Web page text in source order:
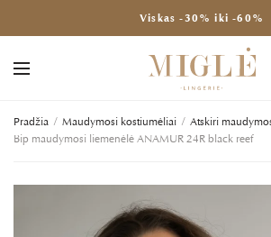
Viskas -30% iki -60%
Pradžia / Maudymosi kostiumėliai / Atskiri
Bip maudymosi liemenėlė ANAMUR 24R black reef